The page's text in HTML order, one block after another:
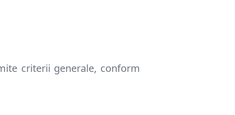
criterii generale, conform